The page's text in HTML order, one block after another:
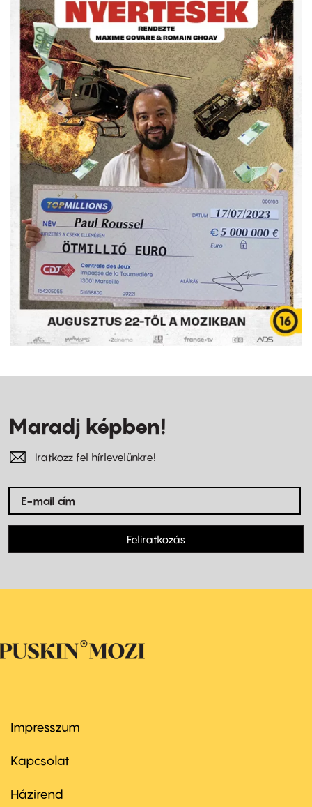
Maradj képben!
Iratkozz fel hírlevelünkre!
Feliratkozás
Footer
first
Impresszum
Kapcsolat
Footer
Házirend